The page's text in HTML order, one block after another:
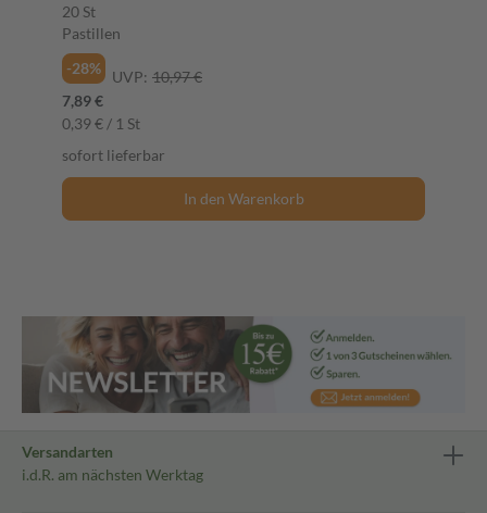
20 St
Pastillen
-28%
UVP: 10,97 €
7,89 €
0,39 € / 1 St
sofort lieferbar
In den Warenkorb
Versandarten
i.d.R. am nächsten Werktag